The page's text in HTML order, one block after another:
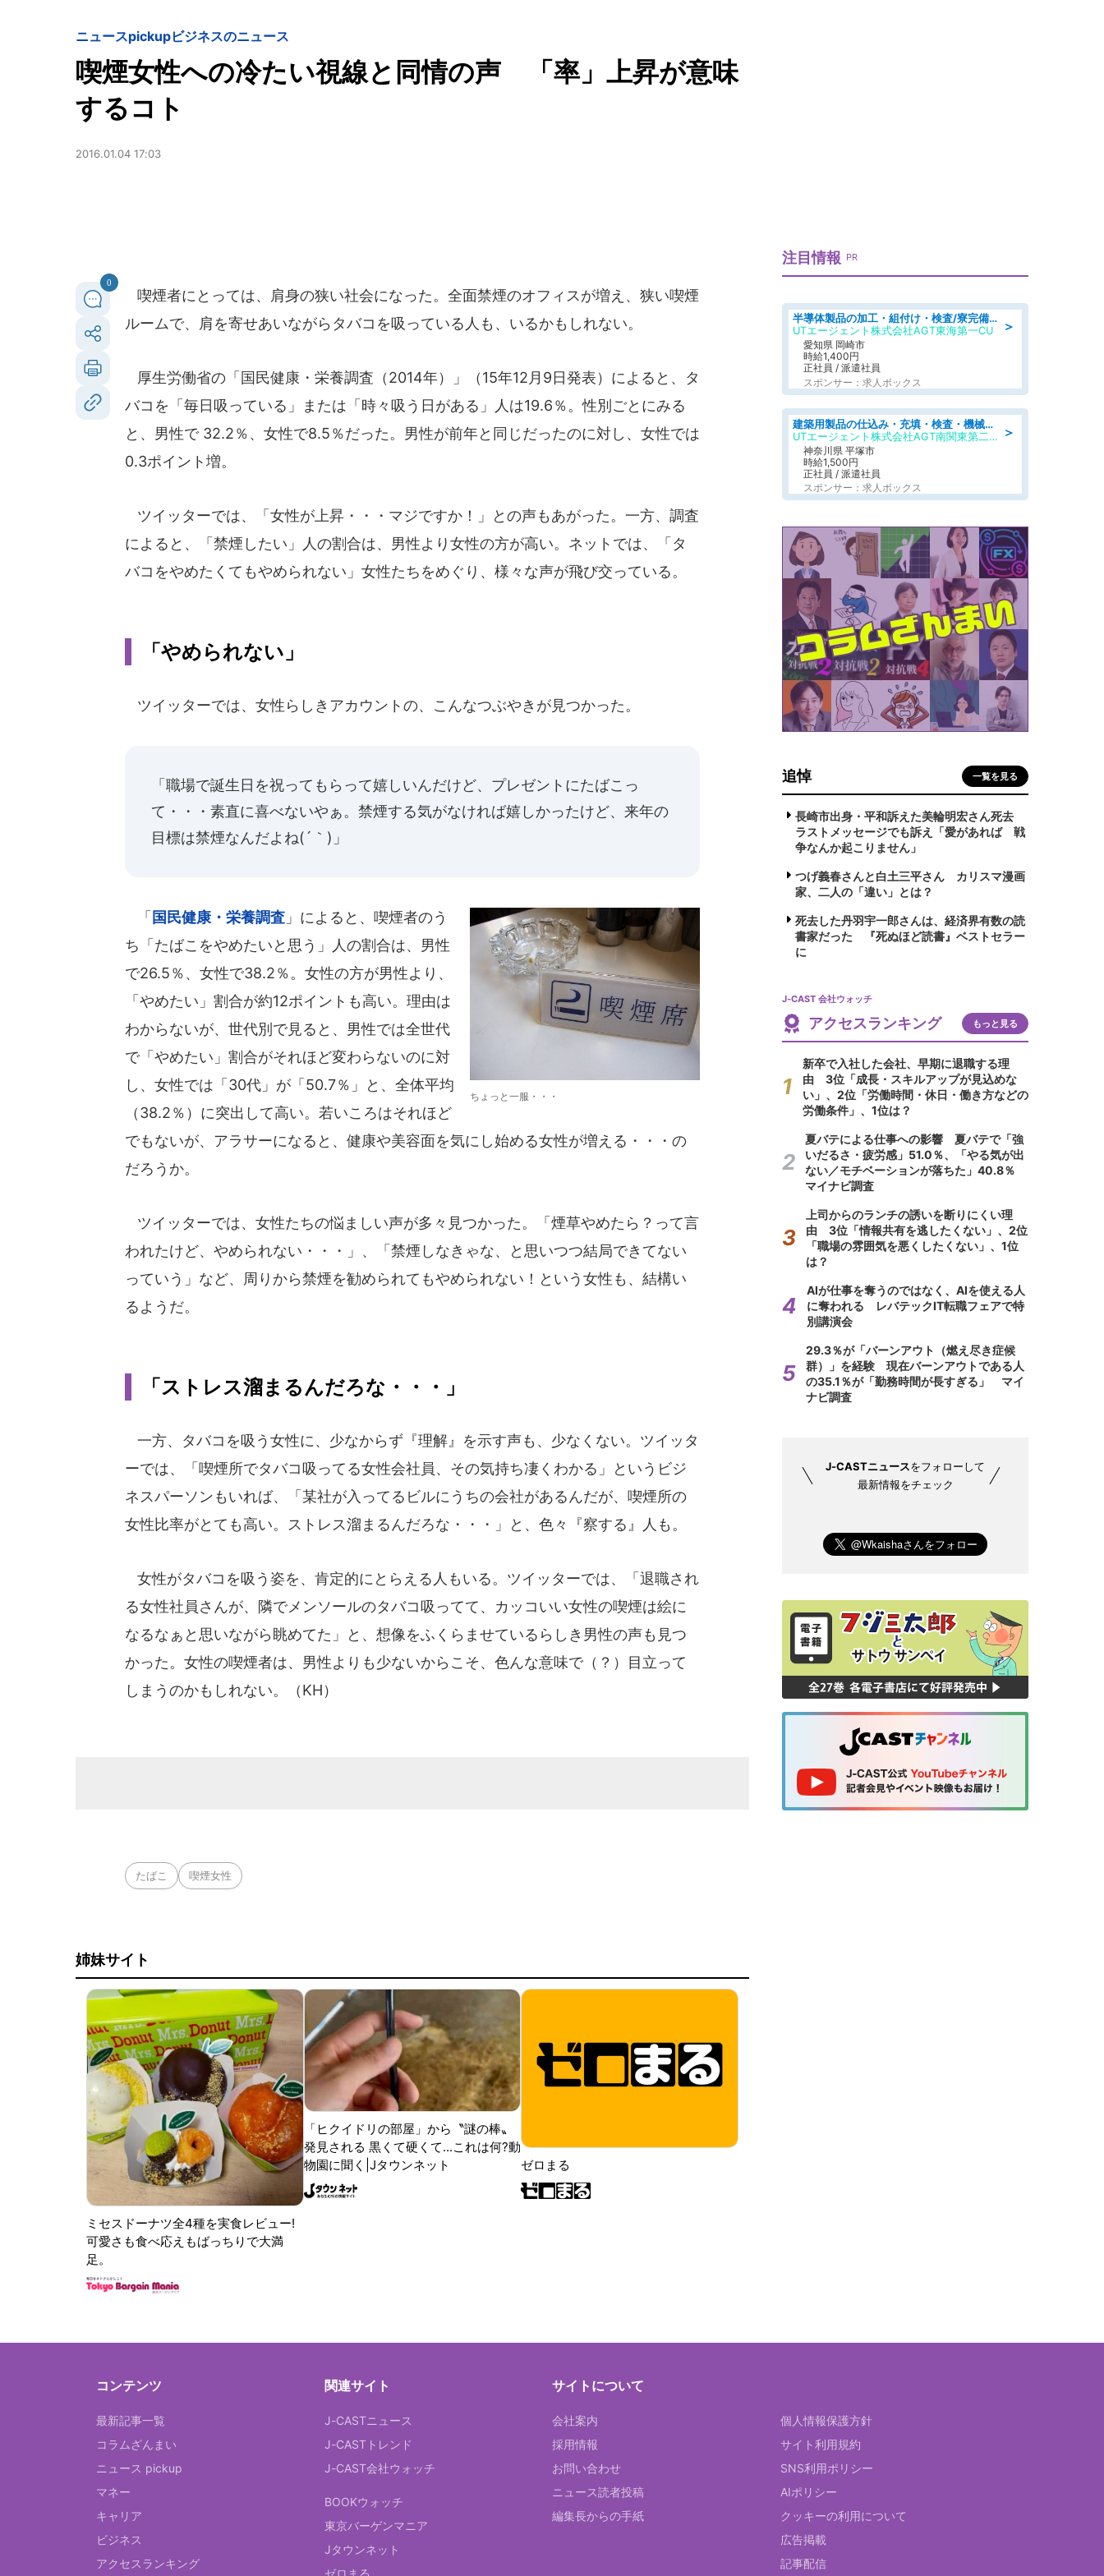
ニュースpickupビジネスのニュース
喫煙女性への冷たい視線と同情の声 「率」上昇が意味
するコト
2016.01.04 17:03
0
喫煙者にとっては、肩身の狭い社会になった。全面禁煙のオフィスが増え、狭い喫煙
ルームで、肩を寄せあいながらタバコを吸っている人も、いるかもしれない。
厚生労働省の「国民健康・栄養調査（2014年）」（15年12月9日発表）によると、タ
バコを「毎日吸っている」または「時々吸う日がある」人は19.6％。性別ごとにみる
と、男性で 32.2％、女性で8.5％だった。男性が前年と同じだったのに対し、女性では
0.3ポイント増。
ツイッターでは、「女性が上昇・・・マジですか！」との声もあがった。一方、調査
によると、「禁煙したい」人の割合は、男性より女性の方が高い。ネットでは、「タ
バコをやめたくてもやめられない」女性たちをめぐり、様々な声が飛び交っている。
「やめられない」
ツイッターでは、女性らしきアカウントの、こんなつぶやきが見つかった。
「職場で誕生日を祝ってもらって嬉しいんだけど、プレゼントにたばこっ
て・・・素直に喜べないやぁ。禁煙する気がなければ嬉しかったけど、来年の
目標は禁煙なんだよね(´｀)」
ちょっと一服・・・
「 国民健康・栄養調査 」によると、喫煙者のう
ち「たばこをやめたいと思う」人の割合は、男性
で26.5％、女性で38.2％。女性の方が男性より、
「やめたい」割合が約12ポイントも高い。理由は
わからないが、世代別で見ると、男性では全世代
で「やめたい」割合がそれほど変わらないのに対
し、女性では「30代」が「50.7％」と、全体平均
（38.2％）に突出して高い。若いころはそれほど
でもないが、アラサーになると、健康や美容面を気にし始める女性が増える・・・の
だろうか。
ツイッターでは、女性たちの悩ましい声が多々見つかった。「煙草やめたら？って言
われたけど、やめられない・・・」、「禁煙しなきゃな、と思いつつ結局できてない
っていう」など、周りから禁煙を勧められてもやめられない！という女性も、結構い
るようだ。
「ストレス溜まるんだろな・・・」
一方、タバコを吸う女性に、少なからず『理解』を示す声も、少なくない。ツイッタ
ーでは、「喫煙所でタバコ吸ってる女性会社員、その気持ち凄くわかる」というビジ
ネスパーソンもいれば、「某社が入ってるビルにうちの会社があるんだが、喫煙所の
女性比率がとても高い。ストレス溜まるんだろな・・・」と、色々『察する』人も。
女性がタバコを吸う姿を、肯定的にとらえる人もいる。ツイッターでは、「退職され
る女性社員さんが、隣でメンソールのタバコ吸ってて、カッコいい女性の喫煙は絵に
なるなぁと思いながら眺めてた」と、想像をふくらませているらしき男性の声も見つ
かった。女性の喫煙者は、男性よりも少ないからこそ、色んな意味で（？）目立って
しまうのかもしれない。（KH）
たばこ 喫煙女性
姉妹サイト
ミセスドーナツ全4種を実食レビュー!
可愛さも食べ応えもばっちりで大満
足。
「ヒクイドリの部屋」から〝謎の棒〟
発見される 黒くて硬くて...これは何?動
物園に聞く|Jタウンネット
ゼロまる
注目情報 PR
＞
半導体製品の加工・組付け・検査/寮完備/日勤/日払い/工場・製造
UTエージェント株式会社AGT東海第一CU
愛知県 岡崎市
時給1,400円
正社員 / 派遣社員
スポンサー：求人ボックス
＞
建築用製品の仕込み・充填・検査・機械操作/寮完備/日払い/工場・製造
UTエージェント株式会社AGT南関東第二CU
神奈川県 平塚市
時給1,500円
正社員 / 派遣社員
スポンサー：求人ボックス
追悼 一覧を見る
長崎市出身・平和訴えた美輪明宏さん死去
ラストメッセージでも訴え「愛があれば 戦
争なんか起こりません」
つげ義春さんと白土三平さん カリスマ漫画
家、二人の「違い」とは？
死去した丹羽宇一郎さんは、経済界有数の読
書家だった 『死ぬほど読書』ベストセラー
に
J-CAST 会社ウォッチ
アクセスランキング もっと見る
新卒で入社した会社、早期に退職する理
由 3位「成長・スキルアップが見込めな
い」、2位「労働時間・休日・働き方などの
労働条件」、1位は？
夏バテによる仕事への影響 夏バテで「強
いだるさ・疲労感」51.0％、「やる気が出
ない／モチベーションが落ちた」40.8％
マイナビ調査
上司からのランチの誘いを断りにくい理
由 3位「情報共有を逃したくない」、2位
「職場の雰囲気を悪くしたくない」、1位
は？
AIが仕事を奪うのではなく、AIを使える人
に奪われる レバテックIT転職フェアで特
別講演会
29.3％が「バーンアウト（燃え尽き症候
群）」を経験 現在バーンアウトである人
の35.1％が「勤務時間が長すぎる」 マイ
ナビ調査
J-CASTニュースをフォローして
最新情報をチェック
コンテンツ
最新記事一覧
コラムざんまい
ニュース pickup
マネー
キャリア
ビジネス
アクセスランキング
関連サイト
J-CASTニュース
J-CASTトレンド
J-CAST会社ウォッチ
BOOKウォッチ
東京バーゲンマニア
Jタウンネット
ゼロまる
サイトについて
会社案内
採用情報
お問い合わせ
ニュース読者投稿
編集長からの手紙
個人情報保護方針
サイト利用規約
SNS利用ポリシー
AIポリシー
クッキーの利用について
広告掲載
記事配信